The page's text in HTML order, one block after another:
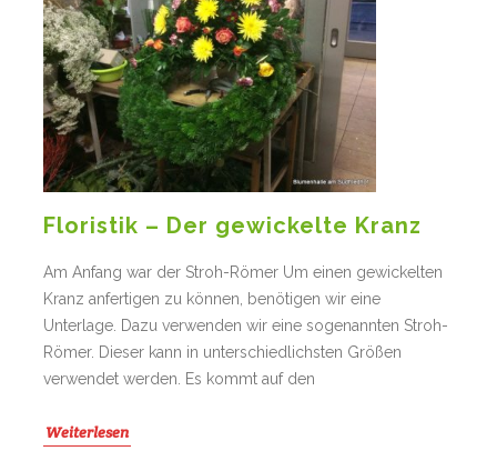
Floristik – Der gewickelte Kranz
Am Anfang war der Stroh-Römer Um einen gewickelten
Kranz anfertigen zu können, benötigen wir eine
Unterlage. Dazu verwenden wir eine sogenannten Stroh-
Römer. Dieser kann in unterschiedlichsten Größen
verwendet werden. Es kommt auf den
Weiterlesen